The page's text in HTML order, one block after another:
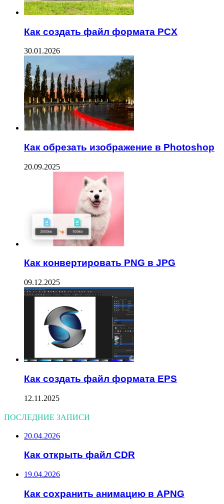
Как создать файл формата PCX
30.01.2026
Как обрезать изображение в Photoshop
20.09.2025
Как конвертировать PNG в JPG
09.12.2025
Как создать файл формата EPS
12.11.2025
ПОСЛЕДНИЕ ЗАПИСИ
20.04.2026
Как открыть файл CDR
19.04.2026
Как сохранить анимацию в APNG